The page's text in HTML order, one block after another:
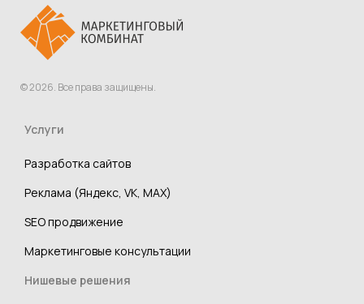
© 2026. Все права защищены.
Услуги
Разработка сайтов
Реклама (Яндекс, VK, MAX)
SEO продвижение
Маркетинговые консультации
Нишевые решения